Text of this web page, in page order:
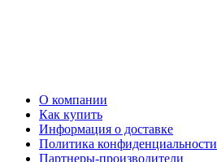
О компании
Как купить
Информация о доставке
Политика конфиденциальности
Партнеры-производители